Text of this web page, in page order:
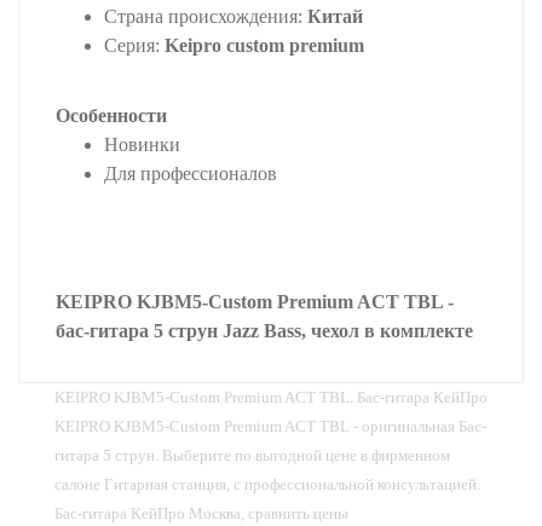
Страна происхождения: Китай
Серия: Keipro custom premium
Особенности
Новинки
Для профессионалов
KEIPRO KJBM5-Custom Premium ACT TBL -
бас-гитара 5 струн Jazz Bass, чехол в комплекте
KEIPRO KJBM5-Custom Premium ACT TBL. Бас-гитара КейПро
KEIPRO KJBM5-Custom Premium ACT TBL - оригинальная Бас-
гитара 5 струн. Выберите по выгодной цене в фирменном
салоне Гитарная станция, с профессиональной консультацией.
Бас-гитара КейПро Москва, сравнить цены